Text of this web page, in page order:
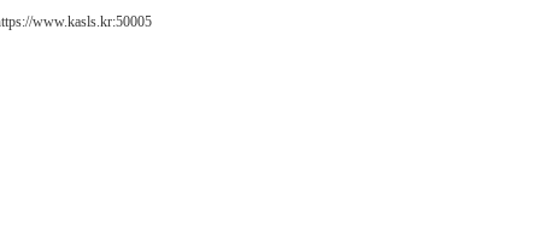
www.kasls.kr:50005